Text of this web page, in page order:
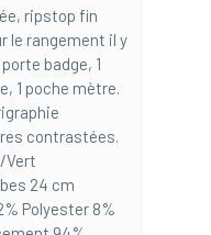
ripstop fin
le rangement il y
badge, 1
1 poche mètre.
contrastées.
Vert
24 cm
Polyester 8%